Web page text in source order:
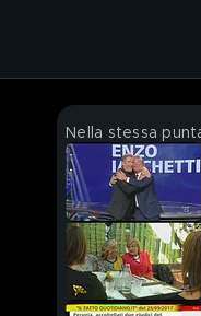
Nella stessa